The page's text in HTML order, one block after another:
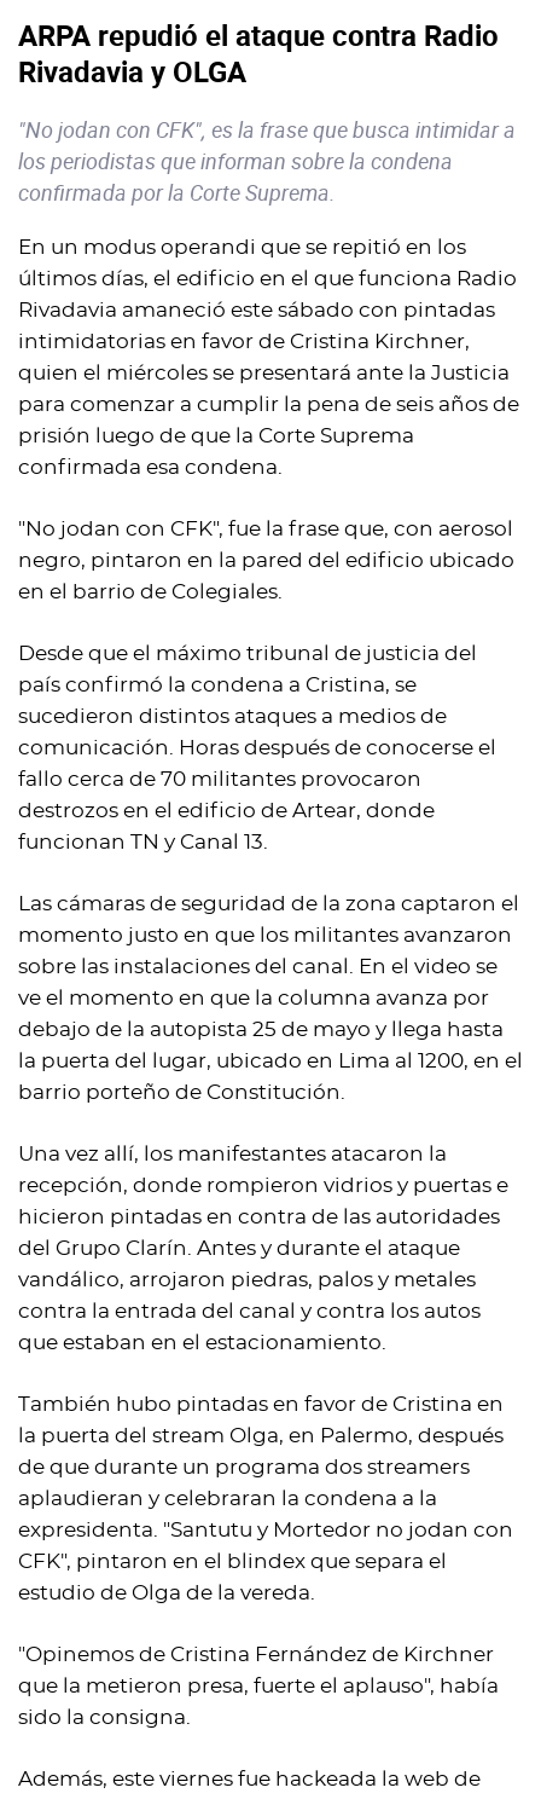
ARPA repudió el ataque contra Radio
Rivadavia y OLGA
"No jodan con CFK", es la frase que busca intimidar a
los periodistas que informan sobre la condena
confirmada por la Corte Suprema.
En un modus operandi que se repitió en los
últimos días, el edificio en el que funciona Radio
Rivadavia amaneció este sábado con pintadas
intimidatorias en favor de Cristina Kirchner,
quien el miércoles se presentará ante la Justicia
para comenzar a cumplir la pena de seis años de
prisión luego de que la Corte Suprema
confirmada esa condena.
"No jodan con CFK", fue la frase que, con aerosol
negro, pintaron en la pared del edificio ubicado
en el barrio de Colegiales.
Desde que el máximo tribunal de justicia del
país confirmó la condena a Cristina, se
sucedieron distintos ataques a medios de
comunicación. Horas después de conocerse el
fallo cerca de 70 militantes provocaron
destrozos en el edificio de Artear, donde
funcionan TN y Canal 13.
Las cámaras de seguridad de la zona captaron el
momento justo en que los militantes avanzaron
sobre las instalaciones del canal. En el video se
ve el momento en que la columna avanza por
debajo de la autopista 25 de mayo y llega hasta
la puerta del lugar, ubicado en Lima al 1200, en el
barrio porteño de Constitución.
Una vez allí, los manifestantes atacaron la
recepción, donde rompieron vidrios y puertas e
hicieron pintadas en contra de las autoridades
del Grupo Clarín. Antes y durante el ataque
vandálico, arrojaron piedras, palos y metales
contra la entrada del canal y contra los autos
que estaban en el estacionamiento.
También hubo pintadas en favor de Cristina en
la puerta del stream Olga, en Palermo, después
de que durante un programa dos streamers
aplaudieran y celebraran la condena a la
expresidenta. "Santutu y Mortedor no jodan con
CFK", pintaron en el blindex que separa el
estudio de Olga de la vereda.
"Opinemos de Cristina Fernández de Kirchner
que la metieron presa, fuerte el aplauso", había
sido la consigna.
Además, este viernes fue hackeada la web de